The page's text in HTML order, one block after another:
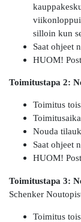
silloin kun
Saat ohjeet
HUOM!
Toimitustapa 2:
Toimitus
Nouda
Saat ohjeet
HUOM!
Toimitustapa 3:
Schenker
Toimitus